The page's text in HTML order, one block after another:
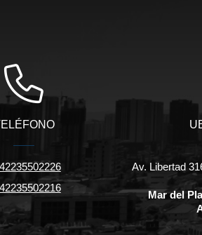
Av. Libertad
Mar del